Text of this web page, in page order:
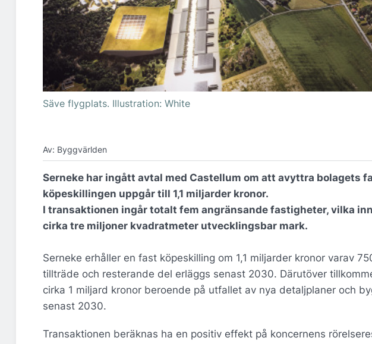
Säve flygplats. Illustration: White
Av: Byggvärlden
Serneke har ingått avtal med Castellum om att avyttra bolagets
köpeskillingen uppgår till 1,1 miljarder kronor.
I transaktionen ingår totalt fem angränsande fastigheter, vilka
cirka tre miljoner kvadratmeter utvecklingsbar mark.
Serneke erhåller en fast köpeskilling om 1,1 miljarder kronor varav
tillträde och resterande del erläggs senast 2030. Därutöver
cirka 1 miljard kronor beroende på utfallet av nya detaljplaner och
senast 2030.
Transaktionen beräknas ha en positiv effekt på koncernens